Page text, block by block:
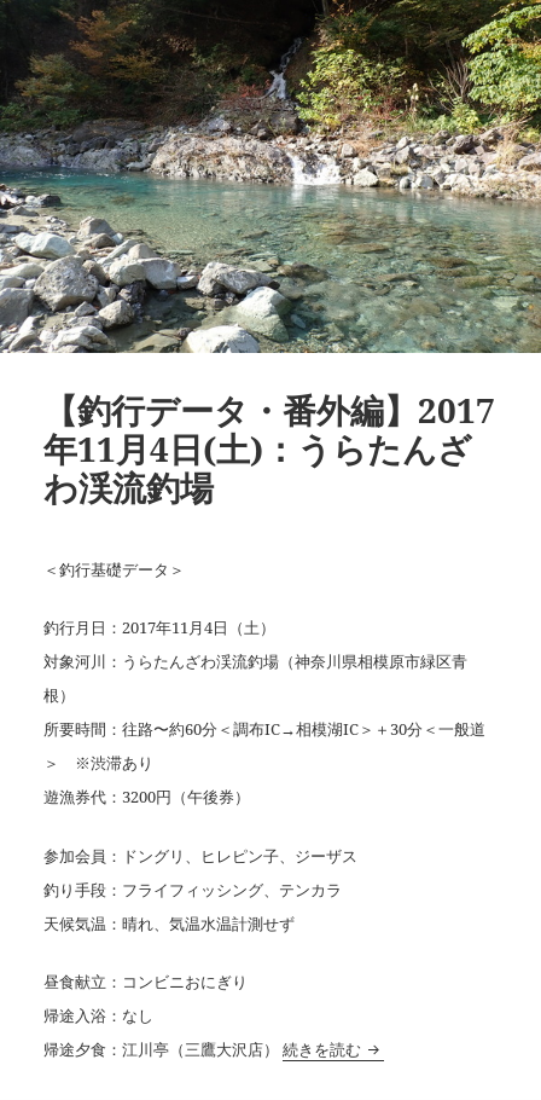
【釣行データ・番外編】2017
年11月4日(土)：うらたんざ
わ渓流釣場
＜釣行基礎データ＞
釣行月日：2017年11月4日（土）
対象河川：うらたんざわ渓流釣場（神奈川県相模原市緑区青
根）
所要時間：往路〜約60分＜調布IC→相模湖IC＞＋30分＜一般道
＞ ※渋滞あり
遊漁券代：3200円（午後券）
参加会員：ドングリ、ヒレピン子、ジーザス
釣り手段：フライフィッシング、テンカラ
天候気温：晴れ、気温水温計測せず
昼食献立：コンビニおにぎり
帰途入浴：なし
帰途夕食：江川亭（三鷹大沢店） 続きを読む 【釣行データ・番外編